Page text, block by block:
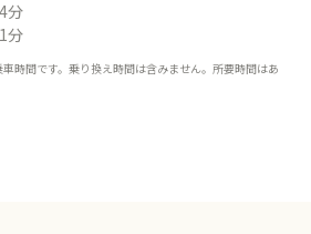
分
分
時間です。乗り換え時間は含みません。所要時間はあ